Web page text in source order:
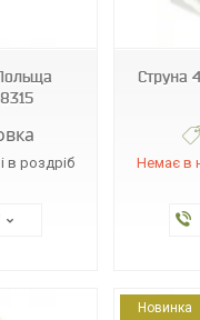
в роздріб
Струна
Немає в
Новинка